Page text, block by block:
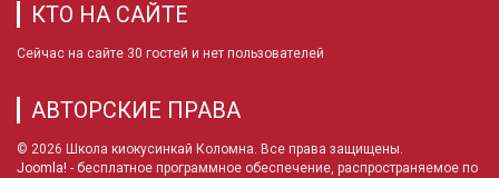
КТО НА САЙТЕ
Сейчас на сайте 30 гостей и нет пользователей
АВТОРСКИЕ ПРАВА
© 2026 Школа киокусинкай Коломна. Все права защищены.
Joomla! - бесплатное программное обеспечение, распространяемое по